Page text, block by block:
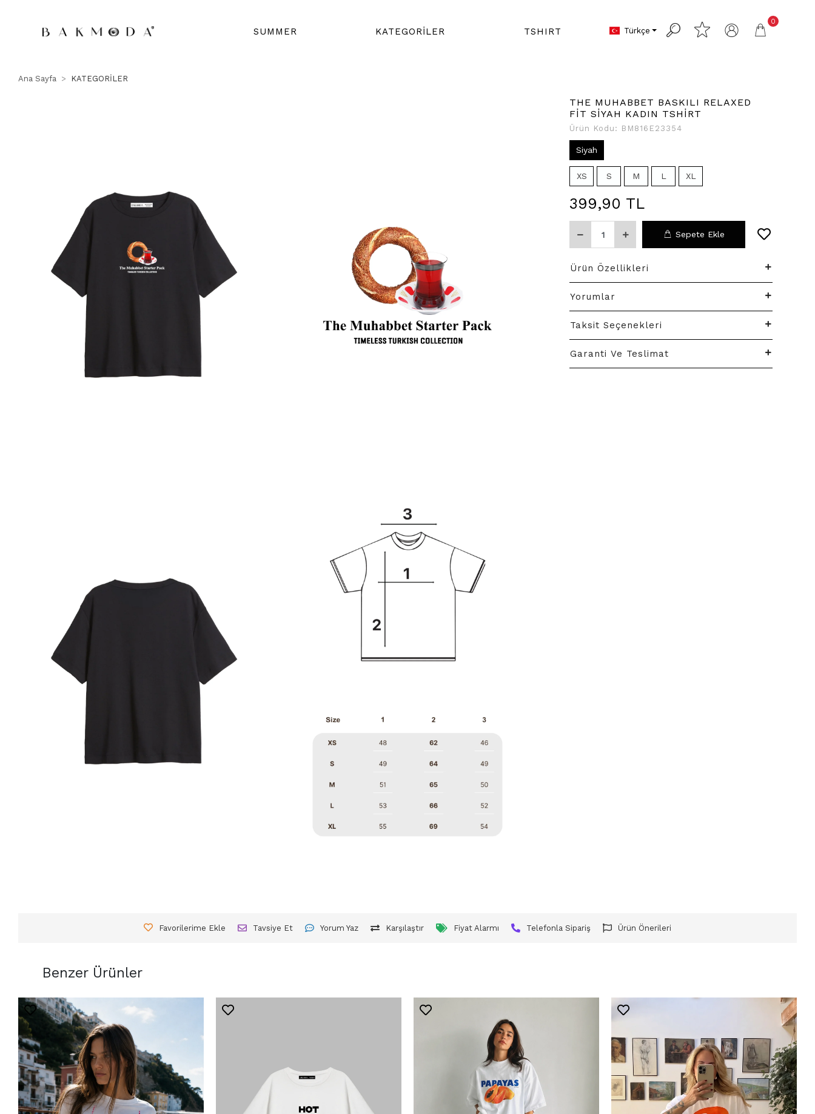
SUMMER KATEGORİLER TSHIRT Türkçe
0
Ana Sayfa KATEGORİLER
THE MUHABBET BASKILI RELAXED
FİT SİYAH KADIN TSHİRT
Ürün Kodu: BM816E23354
Siyah
XS S M L XL
399,90 TL
Sepete Ekle
Ürün Özellikleri
Yorumlar
Taksit Seçenekleri
Garanti Ve Teslimat
Favorilerime Ekle Tavsiye Et Yorum Yaz Karşılaştır Fiyat Alarmı Telefonla Sipariş Ürün Önerileri
Benzer Ürünler